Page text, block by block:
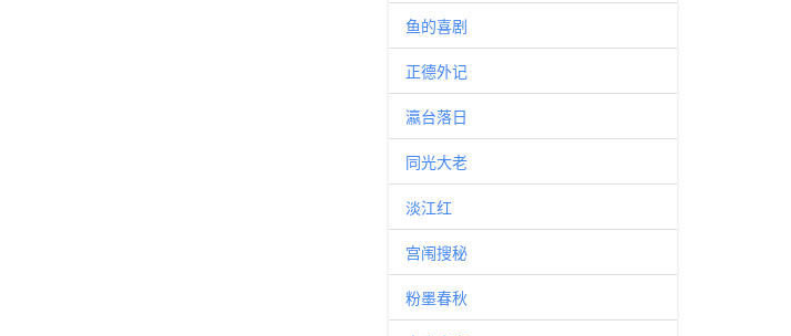
鱼的喜剧
正德外记
瀛台落日
同光大老
淡江红
宫闱搜秘
粉墨春秋